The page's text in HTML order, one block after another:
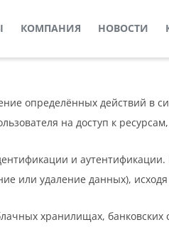
КОМПАНИЯ НОВОСТИ
определённых действий в
на доступ к
и
или удаление данных), исходя
хранилищах, банковских